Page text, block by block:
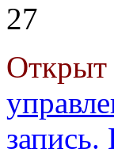
27
Открыт
запись.